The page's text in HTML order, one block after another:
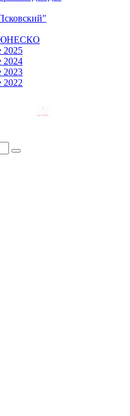
ЮНЕСКО
2025
2024
2023
2022